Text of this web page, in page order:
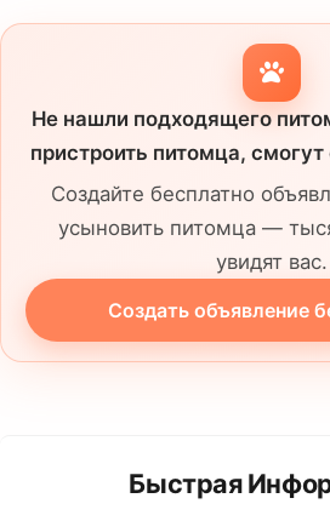
Не нашли подходящего
пристроить питомца,
Создайте бесплатно
усыновить питомца —
увидят вас.
Создать объявление
Быстрая